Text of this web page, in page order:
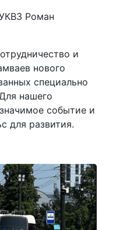
Роман
и
нового
специально
нашего
событие и
для развития.